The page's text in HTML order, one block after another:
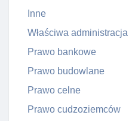
Inne
Właściwa administracja
Prawo bankowe
Prawo budowlane
Prawo celne
Prawo cudzoziemców